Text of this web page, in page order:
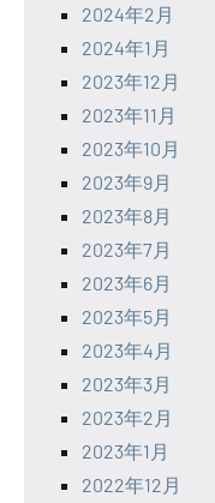
2024年2月
2024年1月
2023年12月
2023年11月
2023年10月
2023年9月
2023年8月
2023年7月
2023年6月
2023年5月
2023年4月
2023年3月
2023年2月
2023年1月
2022年12月